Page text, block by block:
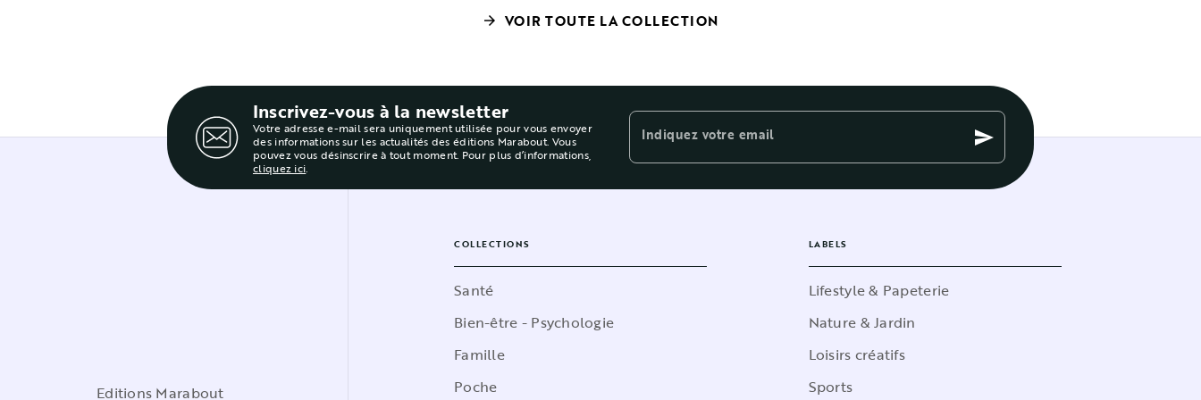
arrow_forward VOIR TOUTE LA COLLECTION
Inscrivez-vous à la newsletter
Votre adresse e-mail sera uniquement utilisée pour vous envoyer
des informations sur les actualités des éditions Marabout. Vous
pouvez vous désinscrire à tout moment. Pour plus d’informations,
cliquez ici.
Indiquez votre email send
Editions Marabout
COLLECTIONS
Santé
Bien-être - Psychologie
Famille
Poche
LABELS
Lifestyle & Papeterie
Nature & Jardin
Loisirs créatifs
Sports